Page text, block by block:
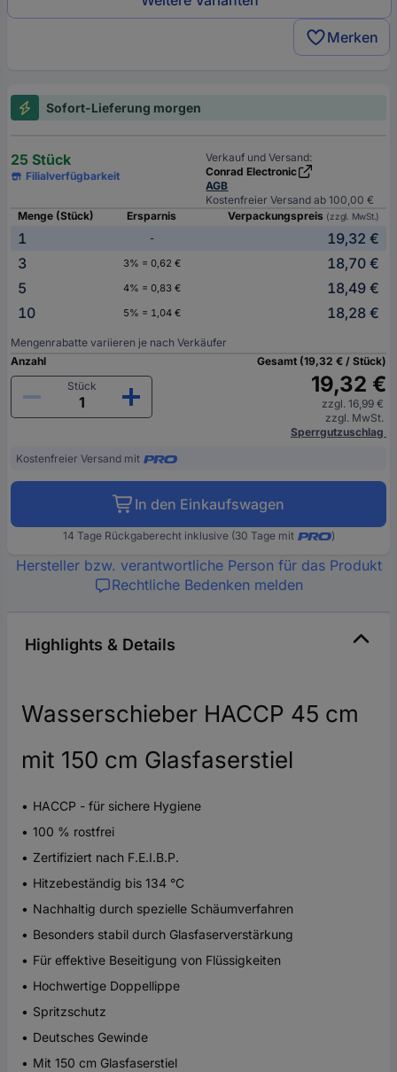
Merken
Sofort-Lieferung morgen
25 Stück
Filialverfügbarkeit
Verkauf und Versand:
Conrad Electronic
AGB
Kostenfreier Versand ab 100,00 €
Menge (Stück)
Ersparnis Verpackungspreis (zzgl. MwSt.)
1 -
19,32 €
3
3% = 0,62 €
18,70 €
5
4% = 0,83 €
18,49 €
10
5% = 1,04 € 18,28 €
Mengenrabatte variieren je nach Verkäufer
Anzahl
Stück
Gesamt (19,32 € / Stück)
19,32 €
zzgl. 16,99 €
zzgl. MwSt.
Sperrgutzuschlag
Kostenfreier Versand mit
In den Einkaufswagen
14 Tage Rückgaberecht inklusive (30 Tage mit )
Hersteller bzw. verantwortliche Person für das Produkt
Rechtliche Bedenken melden
Highlights & Details
Wasserschieber HACCP 45 cm
mit 150 cm Glasfaserstiel
HACCP - für sichere Hygiene
100 % rostfrei
Zertifiziert nach F.E.I.B.P.
Hitzebeständig bis 134 °C
Nachhaltig durch spezielle Schäumverfahren
Besonders stabil durch Glasfaserverstärkung
Für effektive Beseitigung von Flüssigkeiten
Hochwertige Doppellippe
Spritzschutz
Deutsches Gewinde
Mit 150 cm Glasfaserstiel